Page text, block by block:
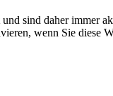
sind daher
wenn Sie diese